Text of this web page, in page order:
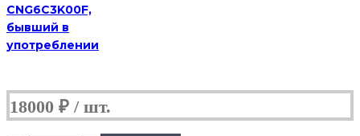
CNG6C3K00F,
бывший в
употреблении
18000 ₽